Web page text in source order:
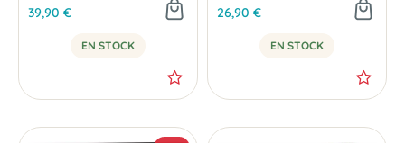
39,90 €
EN STOCK
26,90 €
EN STOCK